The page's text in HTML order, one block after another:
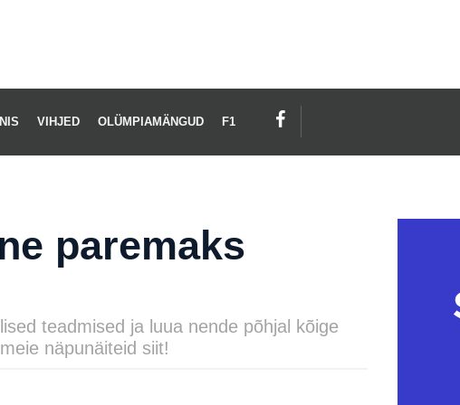
VIHJED OLÜMPIAMÄNGUD F1
paremaks
teadmised ja luua nende põhjal kõige
näpunäiteid siit!